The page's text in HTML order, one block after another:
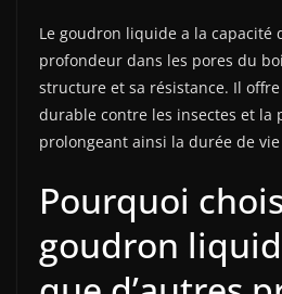
Le goudron liquide a la capacité
profondeur dans les pores du
structure et sa résistance. Il
durable contre les insectes et la
prolongeant ainsi la durée de
Pourquoi
goudron